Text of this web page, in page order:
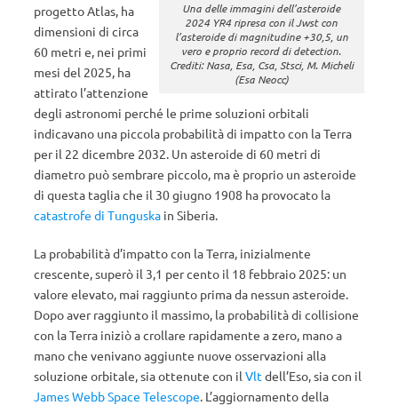
Una delle immagini dell’asteroide
2024 YR4 ripresa con il Jwst con
l’asteroide di magnitudine +30,5, un
vero e proprio record di detection.
Crediti: Nasa, Esa, Csa, Stsci, M. Micheli
(Esa Neocc)
progetto Atlas, ha
dimensioni di circa
60 metri e, nei primi
mesi del 2025, ha
attirato l’attenzione
degli astronomi perché le prime soluzioni orbitali
indicavano una piccola probabilità di impatto con la Terra
per il 22 dicembre 2032. Un asteroide di 60 metri di
diametro può sembrare piccolo, ma è proprio un asteroide
di questa taglia che il 30 giugno 1908 ha provocato la
catastrofe di Tunguska in Siberia.
La probabilità d’impatto con la Terra, inizialmente
crescente, superò il 3,1 per cento il 18 febbraio 2025: un
valore elevato, mai raggiunto prima da nessun asteroide.
Dopo aver raggiunto il massimo, la probabilità di collisione
con la Terra iniziò a crollare rapidamente a zero, mano a
mano che venivano aggiunte nuove osservazioni alla
soluzione orbitale, sia ottenute con il Vlt dell’Eso, sia con il
James Webb Space Telescope. L’aggiornamento della